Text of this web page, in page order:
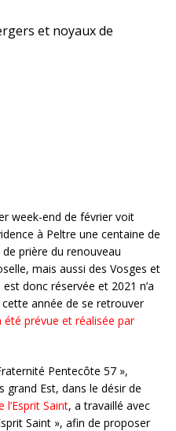
et noyaux de
week-end de février voit
à Peltre une centaine de
prière du renouveau
mais aussi des Vosges et
donc réservée et 2021 n’a
année de se retrouver
été prévue et réalisée par
Pentecôte 57 »,
grand Est, dans le désir de
Saint, a travaillé avec
Saint », afin de proposer